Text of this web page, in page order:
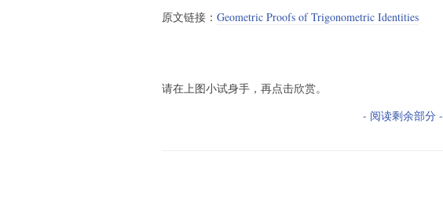
原文链接： Geometric Proofs of Trigonometric Identities
请在上图小试身手，再点击欣赏。
- 阅读剩余部分 -